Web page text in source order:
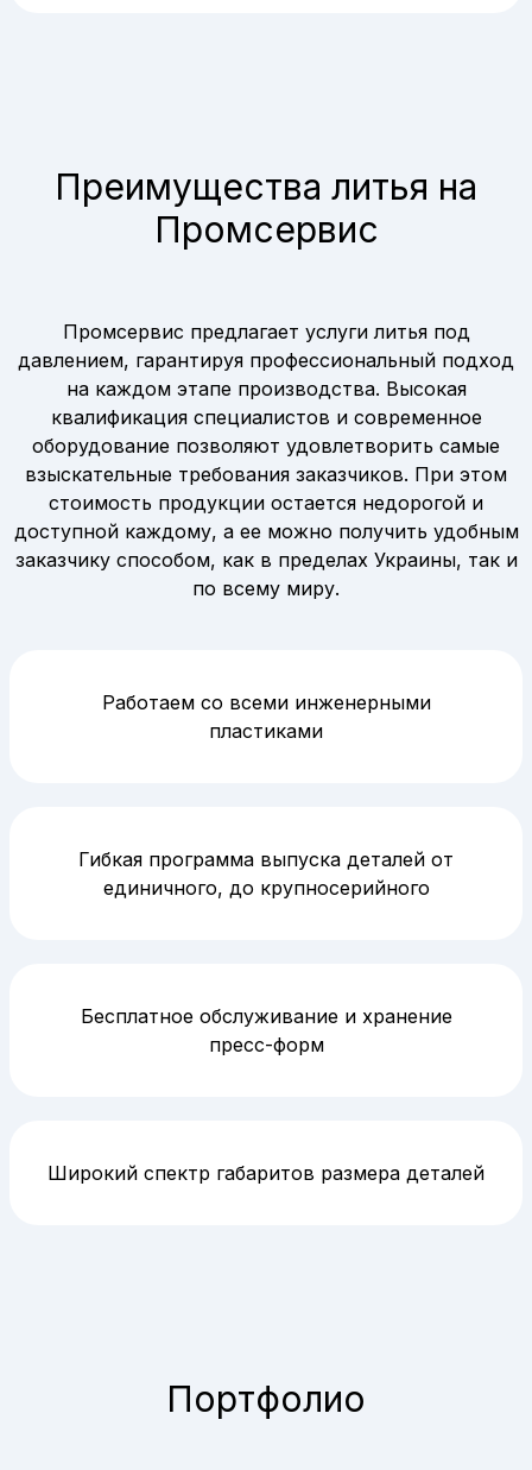
Преимущества литья на
Промсервис
Промсервис предлагает услуги литья под
давлением, гарантируя профессиональный подход
на каждом этапе производства. Высокая
квалификация специалистов и современное
оборудование позволяют удовлетворить самые
взыскательные требования заказчиков. При этом
стоимость продукции остается недорогой и
доступной каждому, а ее можно получить удобным
заказчику способом, как в пределах Украины, так и
по всему миру.
Работаем со всеми инженерными
пластиками
Гибкая программа выпуска деталей от
единичного, до крупносерийного
Бесплатное обслуживание и хранение
пресс-форм
Широкий спектр габаритов размера деталей
Портфолио